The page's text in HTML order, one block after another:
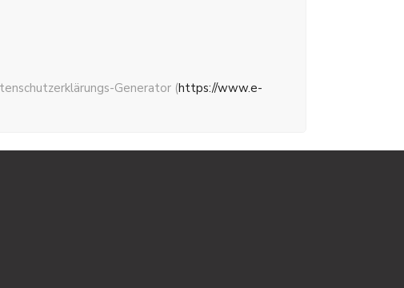
Generator (https://www.e-